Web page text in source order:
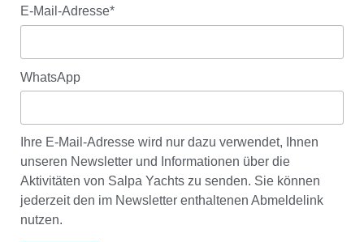
E-Mail-Adresse*
WhatsApp
Ihre E-Mail-Adresse wird nur dazu verwendet, Ihnen
unseren Newsletter und Informationen über die
Aktivitäten von Salpa Yachts zu senden. Sie können
jederzeit den im Newsletter enthaltenen Abmeldelink
nutzen.